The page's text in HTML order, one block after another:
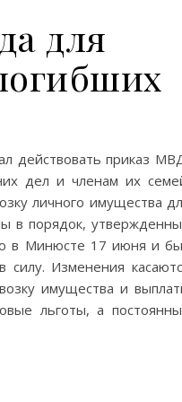
для
действовать приказ
дел и членам их
личного имущества
в порядок,
в Минюсте 17 июня и
силу. Изменения
имущества и
льготы, а